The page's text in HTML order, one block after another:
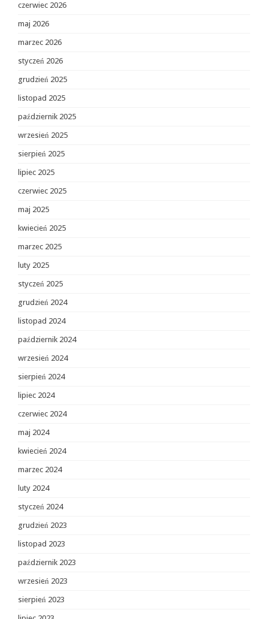
czerwiec 2026
maj 2026
marzec 2026
styczeń 2026
grudzień 2025
listopad 2025
październik 2025
wrzesień 2025
sierpień 2025
lipiec 2025
czerwiec 2025
maj 2025
kwiecień 2025
marzec 2025
luty 2025
styczeń 2025
grudzień 2024
listopad 2024
październik 2024
wrzesień 2024
sierpień 2024
lipiec 2024
czerwiec 2024
maj 2024
kwiecień 2024
marzec 2024
luty 2024
styczeń 2024
grudzień 2023
listopad 2023
październik 2023
wrzesień 2023
sierpień 2023